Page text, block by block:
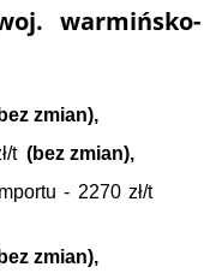
warmińsko-
zmian),
t (bez zmian),
- 2270 zł/t
zmian),